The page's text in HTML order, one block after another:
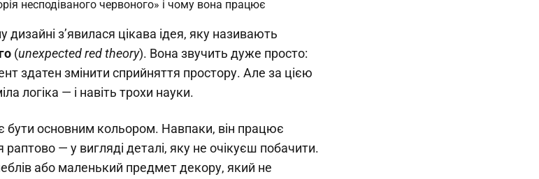
дизайні з’явилася цікава ідея, яку називають
(unexpected red theory). Вона звучить дуже просто:
здатен змінити сприйняття простору. Але за цією
логіка — і навіть трохи науки.
бути основним кольором. Навпаки, він працює
раптово — у вигляді деталі, яку не очікуєш побачити.
або маленький предмет декору, який не